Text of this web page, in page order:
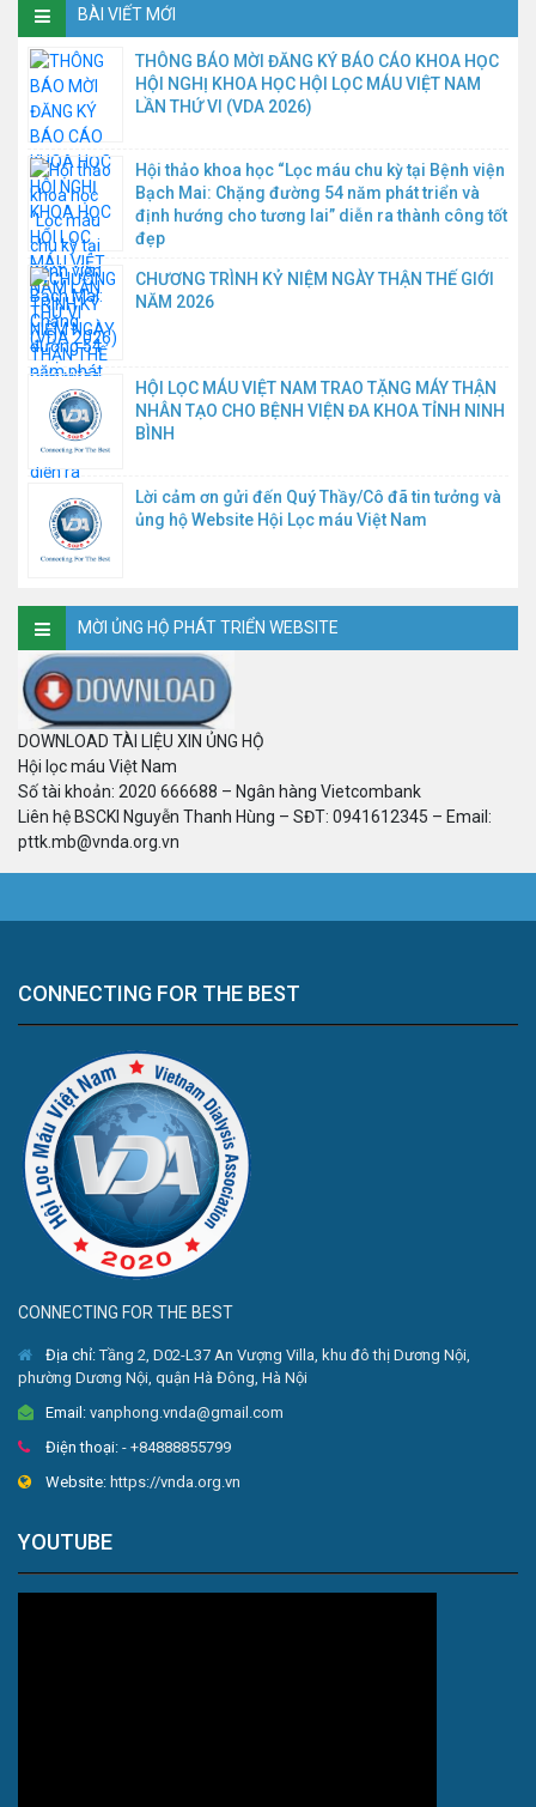
BÀI VIẾT MỚI
THÔNG BÁO MỜI ĐĂNG KÝ BÁO CÁO KHOA HỌC
HỘI NGHỊ KHOA HỌC HỘI LỌC MÁU VIỆT NAM
LẦN THỨ VI (VDA 2026)
Hội thảo khoa học “Lọc máu chu kỳ tại Bệnh viện
Bạch Mai: Chặng đường 54 năm phát triển và
định hướng cho tương lai” diễn ra thành công tốt
đẹp
CHƯƠNG TRÌNH KỶ NIỆM NGÀY THẬN THẾ GIỚI
NĂM 2026
HỘI LỌC MÁU VIỆT NAM TRAO TẶNG MÁY THẬN
NHÂN TẠO CHO BỆNH VIỆN ĐA KHOA TỈNH NINH
BÌNH
Lời cảm ơn gửi đến Quý Thầy/Cô đã tin tưởng và
ủng hộ Website Hội Lọc máu Việt Nam
MỜI ỦNG HỘ PHÁT TRIỂN WEBSITE
DOWNLOAD TÀI LIỆU XIN ỦNG HỘ
Hội lọc máu Việt Nam
Số tài khoản: 2020 666688 – Ngân hàng Vietcombank
Liên hệ BSCKI Nguyễn Thanh Hùng – SĐT: 0941612345 – Email:
pttk.mb@vnda.org.vn
CONNECTING FOR THE BEST
CONNECTING FOR THE BEST
Địa chỉ:Tầng 2, D02-L37 An Vượng Villa, khu đô thị Dương Nội,
phường Dương Nội, quận Hà Đông, Hà Nội
Email: vanphong.vnda@gmail.com
Điện thoại: - +84888855799
Website: https://vnda.org.vn
YOUTUBE